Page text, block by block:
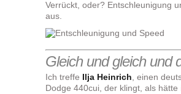
Verrückt, oder? Entschleunigung
aus.
Gleich und gleich und
Ich treffe Ilja Heinrich, einen
Dodge 440cui, der klingt, als